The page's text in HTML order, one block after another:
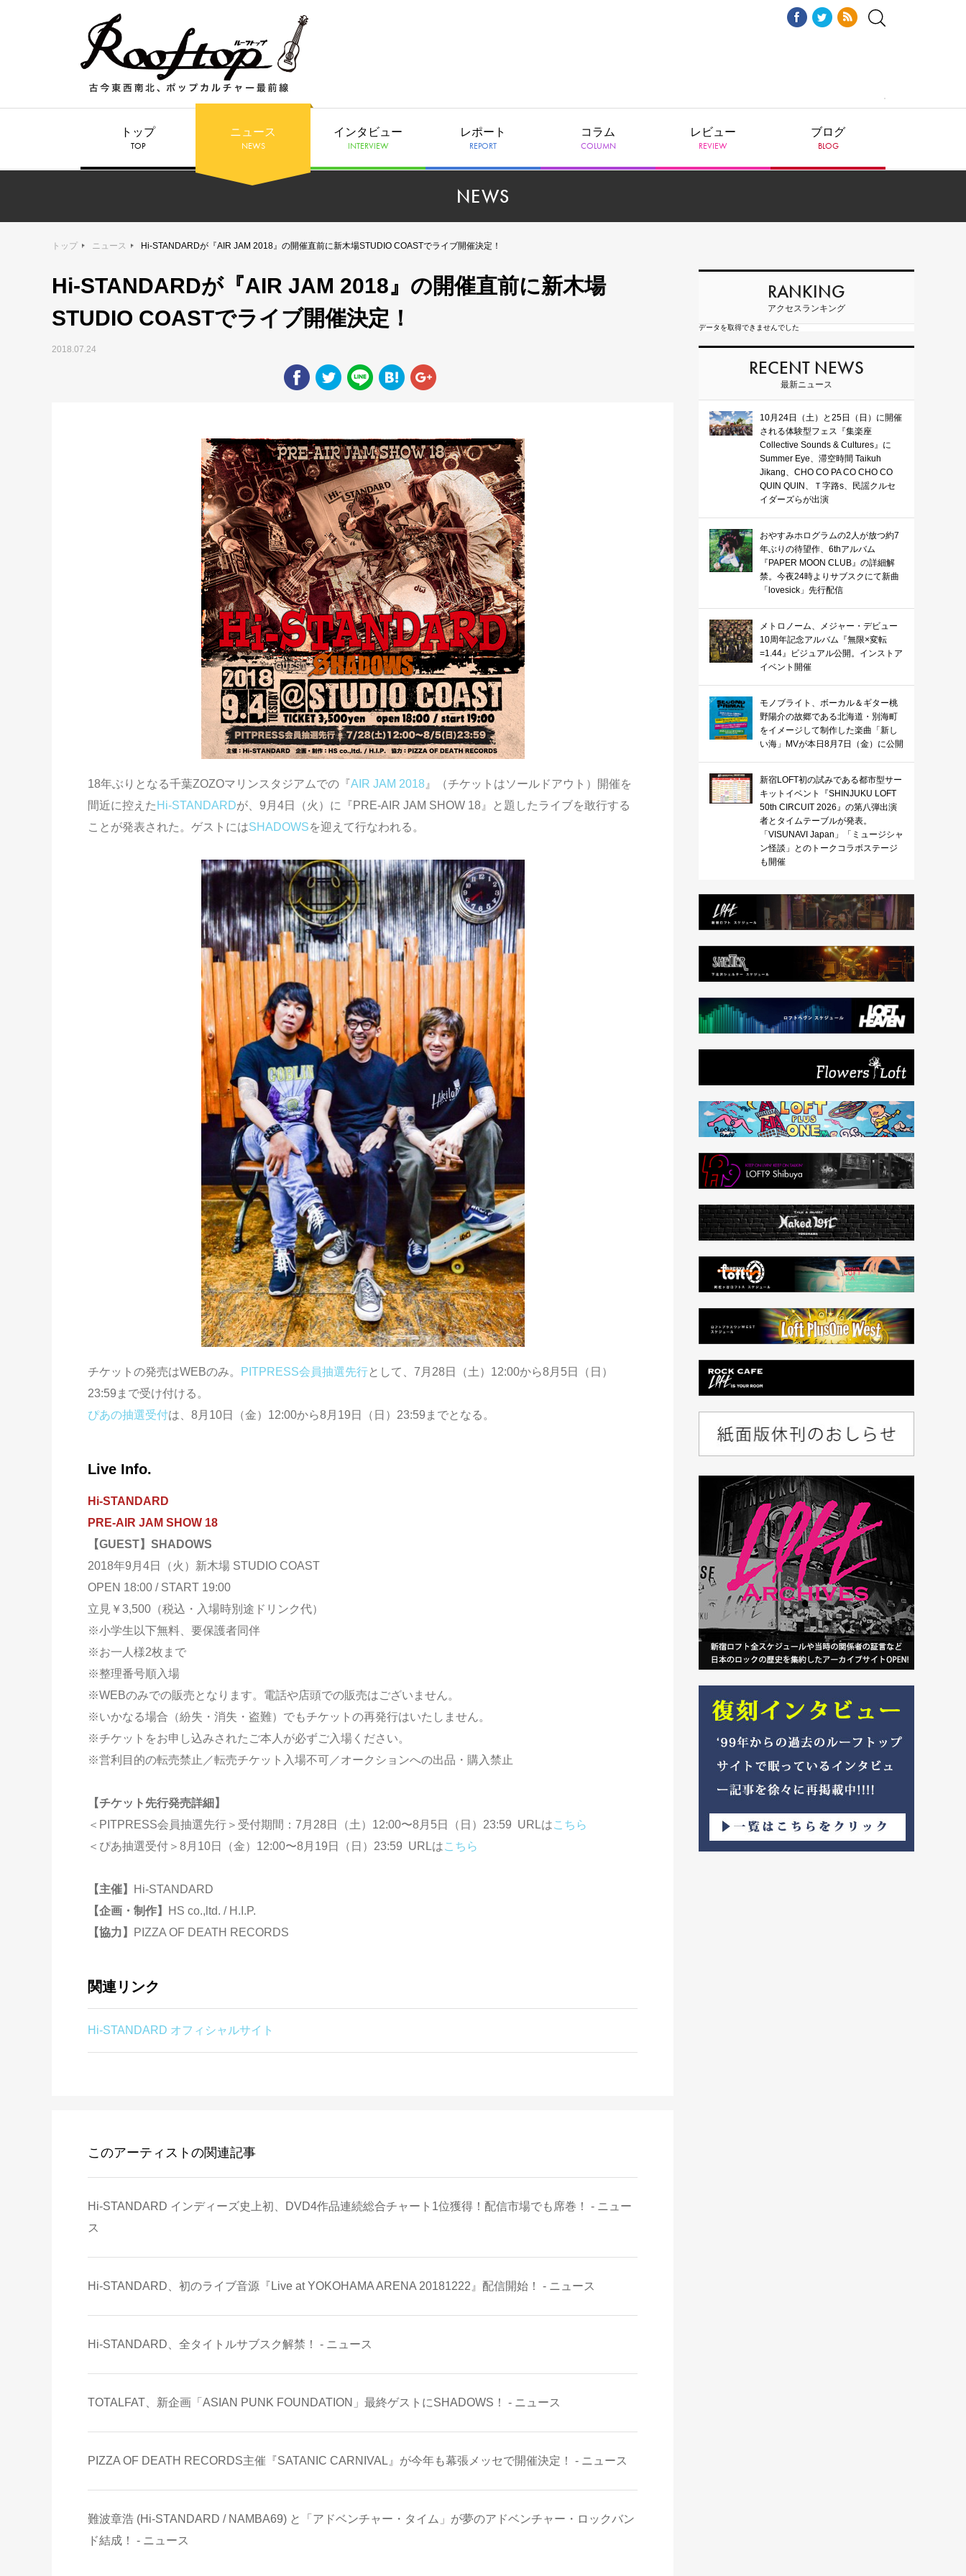
トップ
TOP
ニュース
NEWS
インタビュー
INTERVIEW
レポート
REPORT
コラム
COLUMN
レビュー
REVIEW
ブログ
BLOG
NEWS
トップ ニュース Hi-STANDARDが『AIR JAM 2018』の開催直前に新木場STUDIO COASTでライブ開催決定！
Hi-STANDARDが『AIR JAM 2018』の開催直前に新木場
STUDIO COASTでライブ開催決定！
2018.07.24
18年ぶりとなる千葉ZOZOマリンスタジアムでの『AIR JAM 2018 』（チケットはソールドアウト）開催を
間近に控えた Hi-STANDARDが、9月4日（火）に『PRE-AIR JAM SHOW 18』と題したライブを敢行する
ことが発表された。ゲストにはSHADOWSを迎えて行なわれる。
チケットの発売はWEBのみ。 PITPRESS会員抽選先行として、7月28日（土）12:00から8月5日（日）
23:59まで受け付ける。
ぴあの抽選受付は、8月10日（金）12:00から8月19日（日）23:59までとなる。
Live Info.
Hi-STANDARD
PRE-AIR JAM SHOW 18
【GUEST】SHADOWS
2018年9月4日（火）新木場 STUDIO COAST
OPEN 18:00 / START 19:00
立見￥3,500（税込・入場時別途ドリンク代）
※小学生以下無料、要保護者同伴
※お一人様2枚まで
※整理番号順入場
※WEBのみでの販売となります。電話や店頭での販売はございません。
※いかなる場合（紛失・消失・盗難）でもチケットの再発行はいたしません。
※チケットをお申し込みされたご本人が必ずご入場ください。
※営利目的の転売禁止／転売チケット入場不可／オークションへの出品・購入禁止
【チケット先行発売詳細】
＜PITPRESS会員抽選先行＞受付期間：7月28日（土）12:00〜8月5日（日）23:59 URLはこちら
＜ぴあ抽選受付＞8月10日（金）12:00〜8月19日（日）23:59 URLはこちら
【主催】
Hi-STANDARD
【企画・制作】
HS co.,ltd. / H.I.P.
【協力】
PIZZA OF DEATH RECORDS
関連リンク
Hi-STANDARD オフィシャルサイト
このアーティストの関連記事
Hi-STANDARD インディーズ史上初、DVD4作品連続総合チャート1位獲得！配信市場でも席巻！ - ニュー
ス
Hi-STANDARD、初のライブ音源『Live at YOKOHAMA ARENA 20181222』配信開始！ - ニュース
Hi-STANDARD、全タイトルサブスク解禁！ - ニュース
TOTALFAT、新企画「ASIAN PUNK FOUNDATION」最終ゲストにSHADOWS！ - ニュース
PIZZA OF DEATH RECORDS主催『SATANIC CARNIVAL』が今年も幕張メッセで開催決定！ - ニュース
難波章浩 (Hi-STANDARD / NAMBA69) と「アドベンチャー・タイム」が夢のアドベンチャー・ロックバン
ド結成！ - ニュース
RANKING
アクセスランキング
データを取得できませんでした
RECENT NEWS
最新ニュース
10月24日（土）と25日（日）に開催
される体験型フェス『集楽座
Collective Sounds & Cultures』に
Summer Eye、滞空時間 Taikuh
Jikang、CHO CO PA CO CHO CO
QUIN QUIN、Ｔ字路s、民謡クルセ
イダーズらが出演
おやすみホログラムの2人が放つ約7
年ぶりの待望作、6thアルバム
『PAPER MOON CLUB』の詳細解
禁。今夜24時よりサブスクにて新曲
「lovesick」先行配信
メトロノーム、メジャー・デビュー
10周年記念アルバム『無限×変転
=1.44』ビジュアル公開。インストア
イベント開催
モノブライト、ボーカル＆ギター桃
野陽介の故郷である北海道・別海町
をイメージして制作した楽曲「新し
い海」MVが本日8月7日（金）に公開
新宿LOFT初の試みである都市型サー
キットイベント『SHINJUKU LOFT
50th CIRCUIT 2026』の第八弾出演
者とタイムテーブルが発表。
「VISUNAVI Japan」「ミュージシャ
ン怪談」とのトークコラボステージ
も開催